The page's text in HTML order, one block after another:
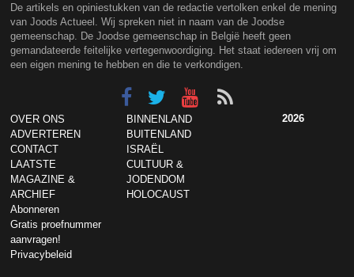
De artikels en opiniestukken van de redactie vertolken enkel de mening
van Joods Actueel. Wij spreken niet in naam van de Joodse
gemeenschap. De Joodse gemeenschap in België heeft geen
gemandateerde feitelijke vertegenwoordiging. Het staat iedereen vrij om
een eigen mening te hebben en die te verkondigen.
OVER ONS
ADVERTEREN
CONTACT
LAATSTE
MAGAZINE &
ARCHIEF
Abonneren
Gratis proefnummer
aanvragen!
Privacybeleid
BINNENLAND
BUITENLAND
ISRAËL
CULTUUR &
JODENDOM
HOLOCAUST
2026